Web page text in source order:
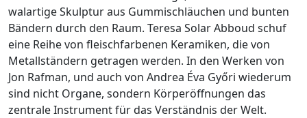
walartige Skulptur aus Gummischläuchen und bunten
Bändern durch den Raum. Teresa Solar Abboud schuf
eine Reihe von fleischfarbenen Keramiken, die von
Metallständern getragen werden. In den Werken von
Jon Rafman, und auch von Andrea Éva Győri wiederum
sind nicht Organe, sondern Körperöffnungen das
zentrale Instrument für das Verständnis der Welt.